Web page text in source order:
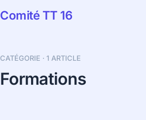
Comité TT 16
CATÉGORIE · 1 ARTICLE
Formations